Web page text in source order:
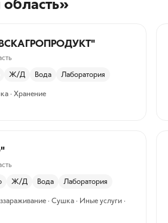
Ж/Д Вода Лаборатория
· Хранение
Ж/Д Вода Лаборатория
· Сушка · Иные услуги ·